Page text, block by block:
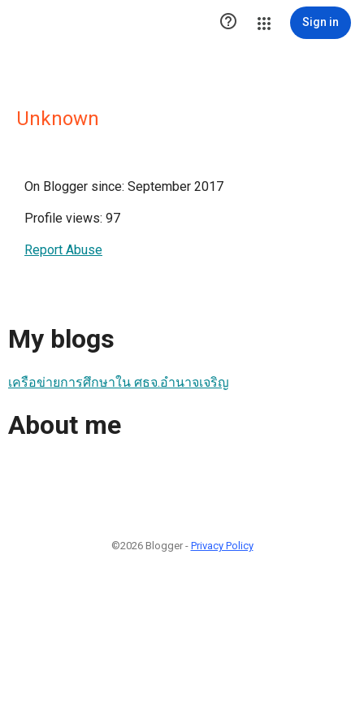
 Sign in
Unknown
On Blogger since: September 2017
Profile views: 97
Report Abuse
My blogs
เครือข่ายการศึกษาใน ศธจ.อำนาจเจริญ
About me
©2026 Blogger - Privacy Policy